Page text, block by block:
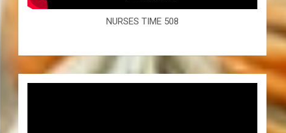
NURSES TIME 508